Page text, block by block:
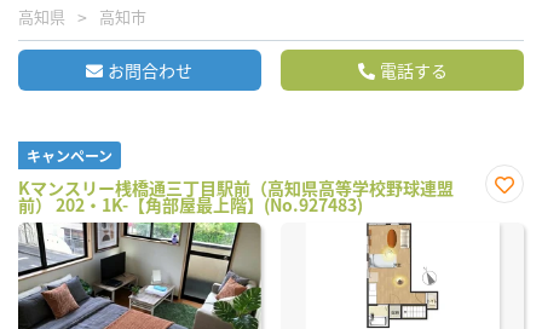
高知県 高知市
お問合わせ 電話する
キャンペーン
Kマンスリー桟橋通三丁目駅前（高知県高等学校野球連盟
前） 202・1K-【角部屋最上階】(No.927483)
に入